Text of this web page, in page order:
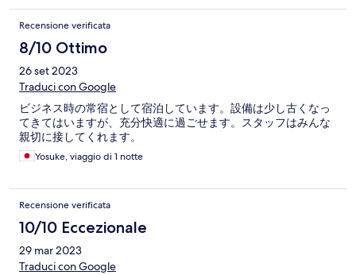
Recensione verificata
8/10 Ottimo
26 set 2023
Traduci con Google
ビジネス時の常宿として宿泊しています。設備は少し古くなっ
てきてはいますが、充分快適に過ごせます。スタッフはみんな
親切に接してくれます。
Yosuke, viaggio di 1 notte
Recensione verificata
10/10 Eccezionale
29 mar 2023
Traduci con Google